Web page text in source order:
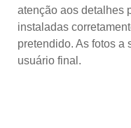
atenção aos detalhes
instaladas
pretendido. As fotos a
usuário final.